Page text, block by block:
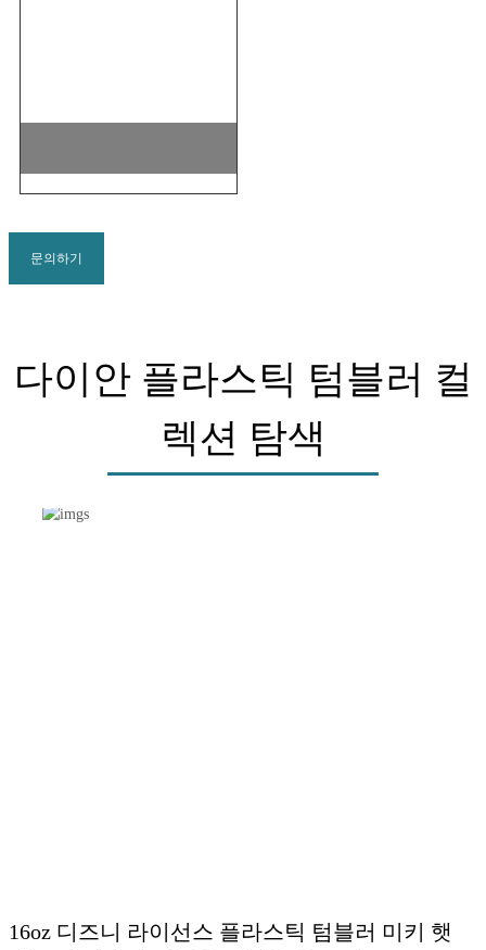
문의하기
다이안 플라스틱 텀블러 컬
렉션 탐색
16oz 디즈니 라이선스 플라스틱 텀블러 미키 햇